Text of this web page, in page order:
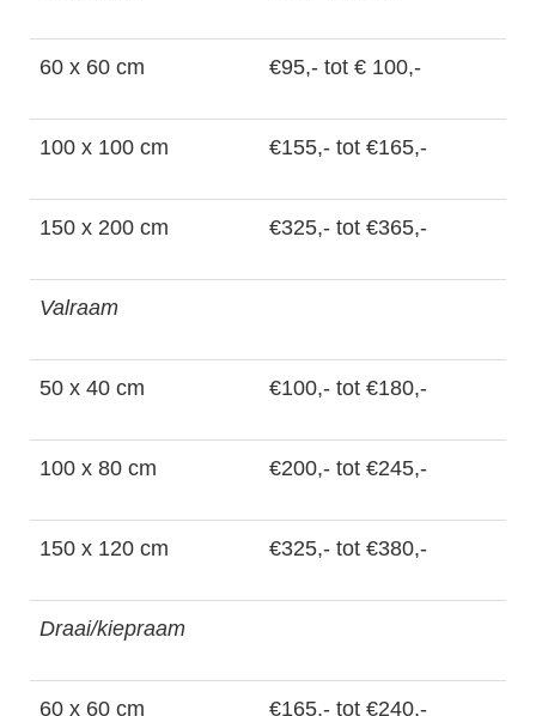
60 x 60 cm €95,- tot € 100,-
100 x 100 cm €155,- tot €165,-
150 x 200 cm €325,- tot €365,-
Valraam
50 x 40 cm €100,- tot €180,-
100 x 80 cm €200,- tot €245,-
150 x 120 cm €325,- tot €380,-
Draai/kiepraam
60 x 60 cm €165,- tot €240,-